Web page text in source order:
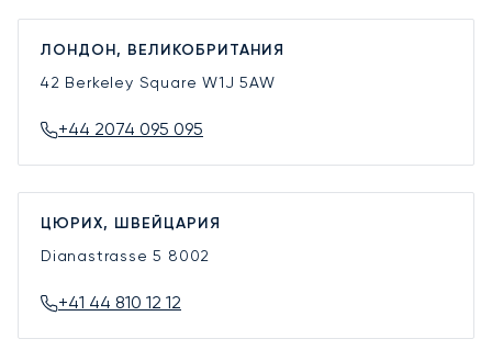
ЛОНДОН, ВЕЛИКОБРИТАНИЯ
42 Berkeley SquareW1J 5AW
+44 2074 095 095
ЦЮРИХ, ШВЕЙЦАРИЯ
Dianastrasse 5 8002
+41 44 810 12 12